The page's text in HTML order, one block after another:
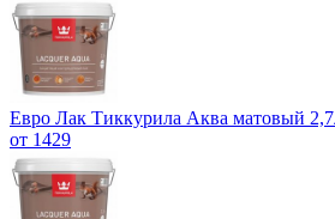
Евро Лак Тиккурила Аква матовый
от 1429